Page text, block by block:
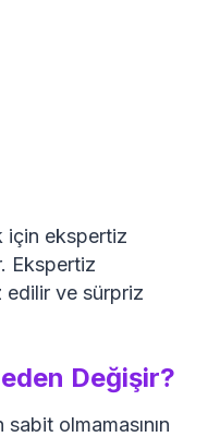
için ekspertiz
Ekspertiz
edilir ve sürpriz
Değişir?
olmamasının